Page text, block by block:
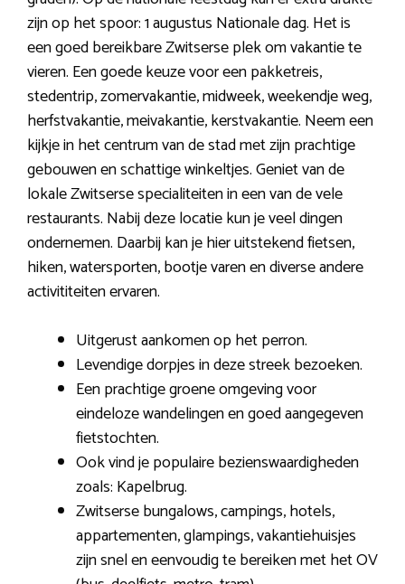
zijn op het spoor: 1 augustus Nationale dag. Het is
een goed bereikbare Zwitserse plek om vakantie te
vieren. Een goede keuze voor een pakketreis,
stedentrip, zomervakantie, midweek, weekendje weg,
herfstvakantie, meivakantie, kerstvakantie. Neem een
kijkje in het centrum van de stad met zijn prachtige
gebouwen en schattige winkeltjes. Geniet van de
lokale Zwitserse specialiteiten in een van de vele
restaurants. Nabij deze locatie kun je veel dingen
ondernemen. Daarbij kan je hier uitstekend fietsen,
hiken, watersporten, bootje varen en diverse andere
activititeiten ervaren.
Uitgerust aankomen op het perron.
Levendige dorpjes in deze streek bezoeken.
Een prachtige groene omgeving voor
eindeloze wandelingen en goed aangegeven
fietstochten.
Ook vind je populaire bezienswaardigheden
zoals: Kapelbrug.
Zwitserse bungalows, campings, hotels,
appartementen, glampings, vakantiehuisjes
zijn snel en eenvoudig te bereiken met het OV